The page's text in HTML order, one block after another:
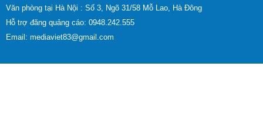
Văn phòng tại Hà Nội : Số 3, Ngõ 31/58 Mỗ Lao, Hà Đông
Hỗ trợ đăng quảng cáo: 0948.242.555
Email: mediaviet83@gmail.com